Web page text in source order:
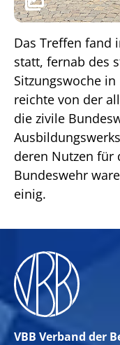
Das Treffen fand
statt, fernab des
Sitzungswoche
reichte von der
die zivile
deren Nutzen für
Bundeswehr
einig.
VBB Verband der